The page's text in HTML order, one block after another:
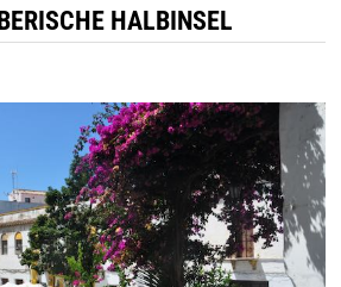
HALBINSEL